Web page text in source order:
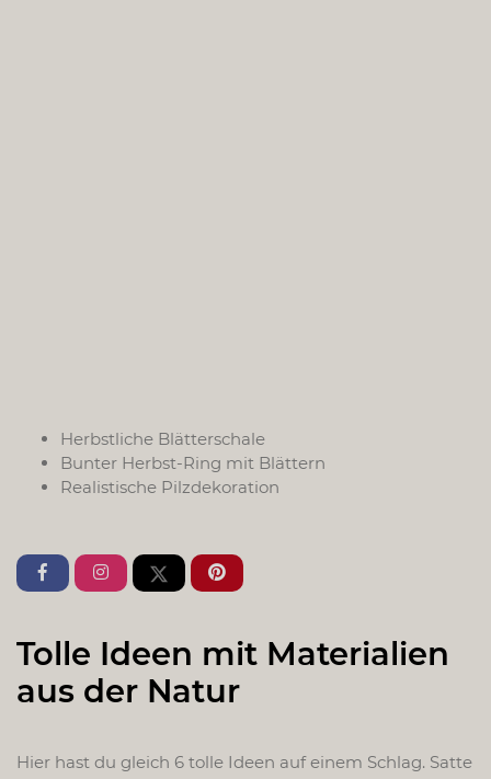
Herbstliche Blätterschale
Bunter Herbst-Ring mit Blättern
Realistische Pilzdekoration
Tolle Ideen mit Materialien
aus der Natur
Hier hast du gleich 6 tolle Ideen auf einem Schlag. Satte